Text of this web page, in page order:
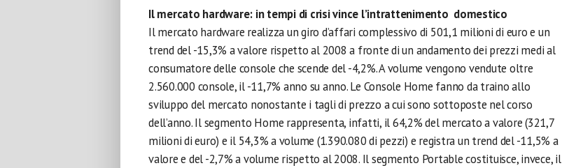
Il mercato hardware: in tempi di crisi vince l’intrattenimento domestico
Il mercato hardware realizza un giro d’affari complessivo di 501,1 milioni di euro e un
trend del -15,3% a valore rispetto al 2008 a fronte di un andamento dei prezzi medi al
consumatore delle console che scende del -4,2%. A volume vengono vendute oltre
2.560.000 console, il -11,7% anno su anno. Le Console Home fanno da traino allo
sviluppo del mercato nonostante i tagli di prezzo a cui sono sottoposte nel corso
dell’anno. Il segmento Home rappresenta, infatti, il 64,2% del mercato a valore (321,7
milioni di euro) e il 54,3% a volume (1.390.080 di pezzi) e registra un trend del -11,5% a
valore e del -2,7% a volume rispetto al 2008. Il segmento Portable costituisce, invece, il